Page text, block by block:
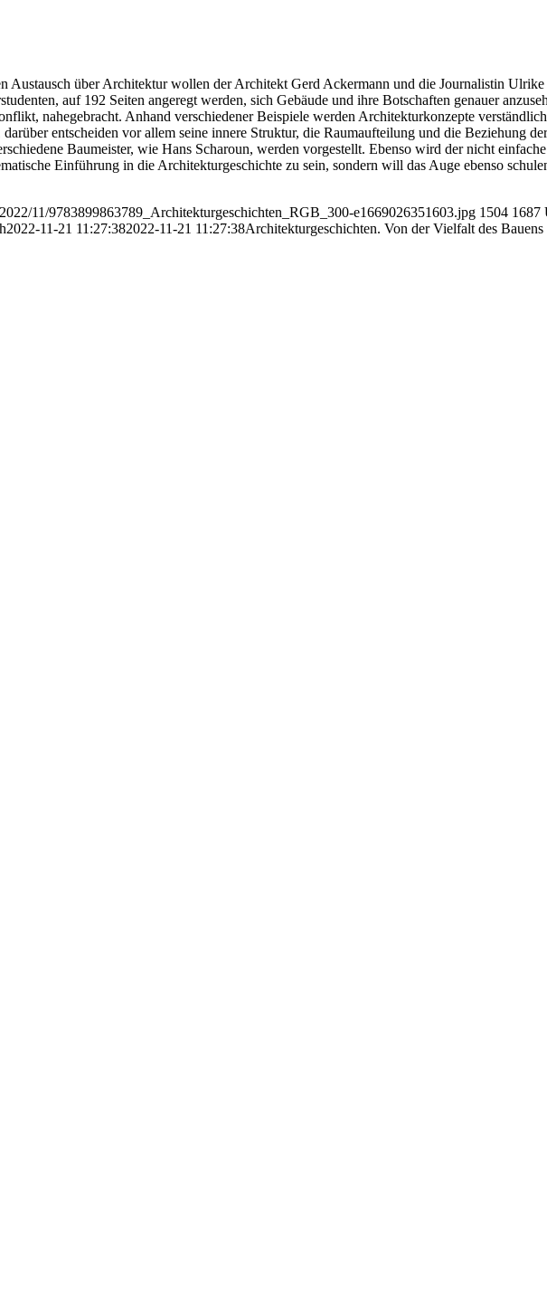
Austausch über Architektur wollen der Architekt Gerd Ackermann und die Journalistin
auf 192 Seiten angeregt werden, sich Gebäude und ihre Botschaften genauer
nahegebracht. Anhand verschiedener Beispiele werden Architekturkonzepte
entscheiden vor allem seine innere Struktur, die Raumaufteilung und die Beziehung
Baumeister, wie Hans Scharoun, werden vorgestellt. Ebenso wird der nicht
Einführung in die Architekturgeschichte zu sein, sondern will das Auge ebenso
11/9783899863789_Architekturgeschichten_RGB_300-e1669026351603.jpg 1504 1687
2022-11-21 11:27:382022-11-21 11:27:38Architekturgeschichten. Von der Vielfalt des Bauens